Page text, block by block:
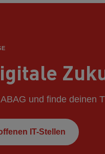
und finde deinen
IT-Stellen